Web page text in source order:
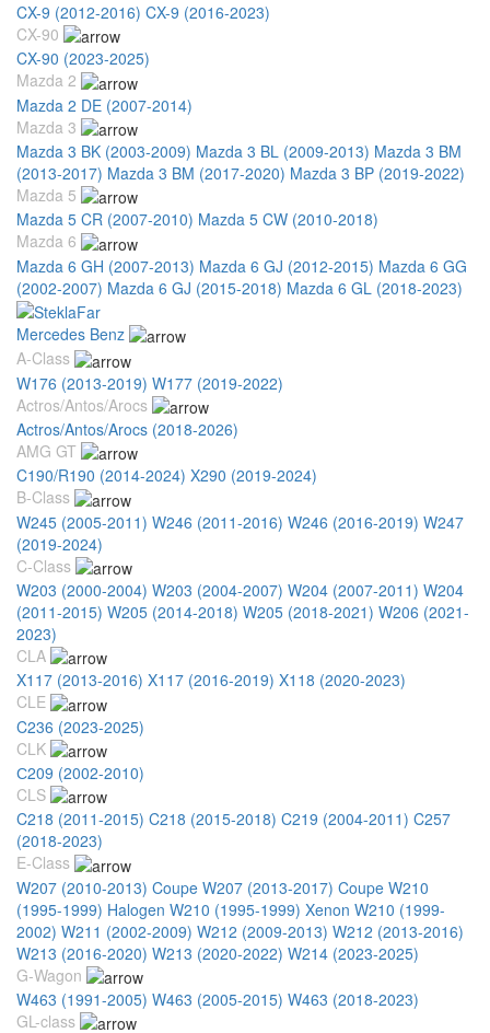
CX-9 (2012-2016) CX-9 (2016-2023)
CX-90
CX-90 (2023-2025)
Mazda 2
Mazda 2 DE (2007-2014)
Mazda 3
Mazda 3 BK (2003-2009) Mazda 3 BL (2009-2013) Mazda 3 BM
(2013-2017) Mazda 3 BM (2017-2020) Mazda 3 BP (2019-2022)
Mazda 5
Mazda 5 CR (2007-2010) Mazda 5 CW (2010-2018)
Mazda 6
Mazda 6 GH (2007-2013) Mazda 6 GJ (2012-2015) Mazda 6 GG
(2002-2007) Mazda 6 GJ (2015-2018) Mazda 6 GL (2018-2023)
Mercedes Benz
A-Class
W176 (2013-2019) W177 (2019-2022)
Actros/Antos/Arocs
Actros/Antos/Arocs (2018-2026)
AMG GT
C190/R190 (2014-2024) X290 (2019-2024)
B-Class
W245 (2005-2011) W246 (2011-2016) W246 (2016-2019) W247
(2019-2024)
C-Class
W203 (2000-2004) W203 (2004-2007) W204 (2007-2011) W204
(2011-2015) W205 (2014-2018) W205 (2018-2021) W206 (2021-
2023)
CLA
X117 (2013-2016) X117 (2016-2019) X118 (2020-2023)
CLE
C236 (2023-2025)
CLK
С209 (2002-2010)
CLS
C218 (2011-2015) C218 (2015-2018) C219 (2004-2011) C257
(2018-2023)
E-Class
W207 (2010-2013) Coupe W207 (2013-2017) Coupe W210
(1995-1999) Halogen W210 (1995-1999) Xenon W210 (1999-
2002) W211 (2002-2009) W212 (2009-2013) W212 (2013-2016)
W213 (2016-2020) W213 (2020-2022) W214 (2023-2025)
G-Wagon
W463 (1991-2005) W463 (2005-2015) W463 (2018-2023)
GL-class